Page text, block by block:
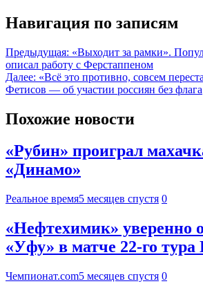
Навигация по записям
Предыдущая: «Выходит за рамки».
описал работу с Ферстаппеном
Далее: «Всё это противно, совсем
Фетисов — об участии россиян без флага
Похожие новости
«Рубин» проиграл
«Динамо»
Реальное время5 месяцев спустя 0
«Нефтехимик» уверенно
«Уфу» в матче 22-го
Чемпионат.com5 месяцев спустя 0